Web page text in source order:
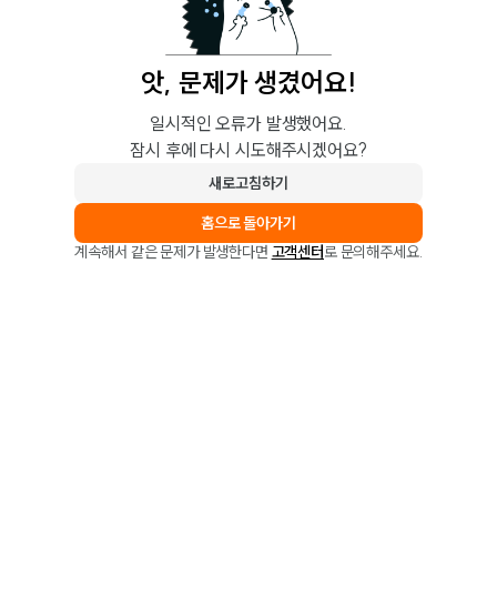
앗, 문제가 생겼어요!
일시적인 오류가 발생했어요.
잠시 후에 다시 시도해주시겠어요?
새로고침하기
홈으로 돌아가기
계속해서 같은 문제가 발생한다면 고객센터로 문의해주세요.